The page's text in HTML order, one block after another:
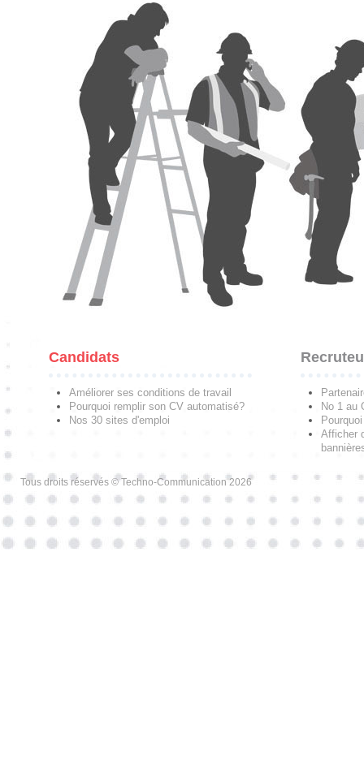
Candidats
Améliorer ses conditions de travail
Pourquoi remplir son CV automatisé?
Nos 30 sites d'emploi
No 1 au
Afficher
Tous droits réservés © Techno-Communication 2026